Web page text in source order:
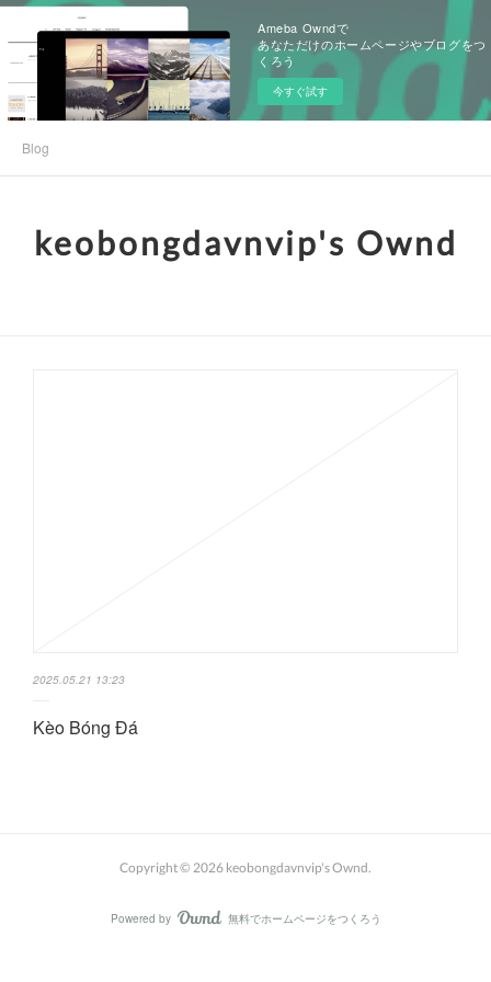
Ameba Owndで
あなただけのホームページやブログをつ
くろう
今すぐ試す
Blog
keobongdavnvip's Ownd
2025.05.21 13:23
Kèo Bóng Đá
Copyright © 2026 keobongdavnvip's Ownd.
Powered by AmebaOwnd
無料でホームページをつくろう